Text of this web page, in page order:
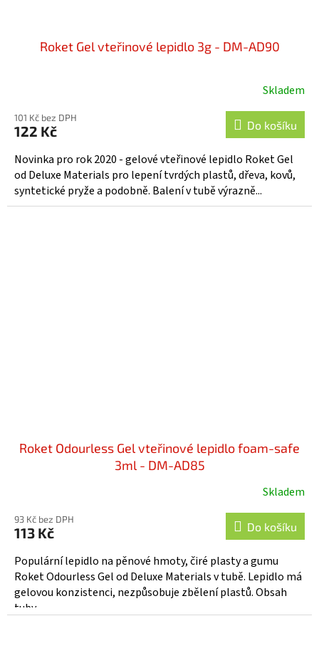
Roket Gel vteřinové lepidlo 3g - DM-AD90
Skladem
101 Kč bez DPH
122 Kč Do košíku
Novinka pro rok 2020 - gelové vteřinové lepidlo Roket Gel
od Deluxe Materials pro lepení tvrdých plastů, dřeva, kovů,
syntetické pryže a podobně. Balení v tubě výrazně...
Roket Odourless Gel vteřinové lepidlo foam-safe
3ml - DM-AD85
Skladem
93 Kč bez DPH
113 Kč Do košíku
Populární lepidlo na pěnové hmoty, čiré plasty a gumu
Roket Odourless Gel od Deluxe Materials v tubě. Lepidlo má
gelovou konzistenci, nezpůsobuje zbělení plastů. Obsah
tuby...